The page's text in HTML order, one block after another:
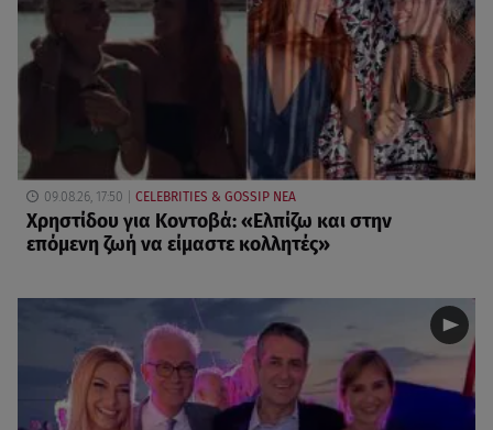
09.08.26, 17:50 CELEBRITIES & GOSSIP ΝΕΑ
Χρηστίδου για Κοντοβά: «Ελπίζω και στην
επόμενη ζωή να είμαστε κολλητές»